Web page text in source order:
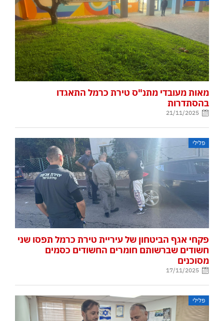
מאות מעובדי מתנ"ס טירת כרמל התאגדו
בהסתדרות
21/11/2025
פלילי
פקחי אגף הביטחון של עיריית טירת כרמל תפסו שני
חשודים שברשותם חומרים החשודים כסמים
מסוכנים
17/11/2025
פלילי